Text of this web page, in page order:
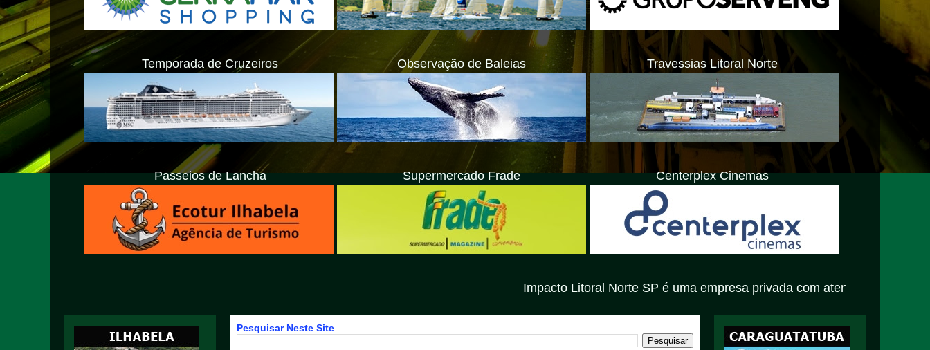
Temporada de Cruzeiros Observação de Baleias Travessias Litoral Norte
Passeios de Lancha Supermercado Frade Centerplex Cinemas
Impacto Litoral Norte SP é uma empresa privada com atendimento exclusivamente
Pesquisar Neste Site